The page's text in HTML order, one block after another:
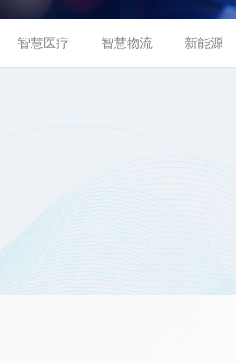
智慧医疗 智慧物流 新能源